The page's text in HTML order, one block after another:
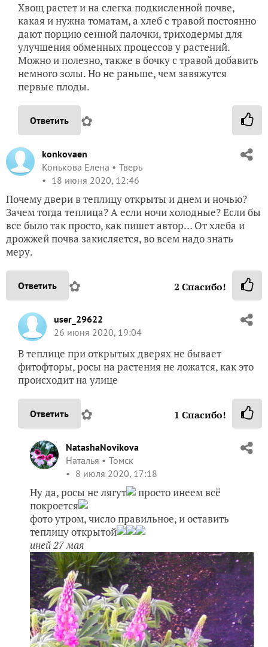
Хвощ растет и на слегка подкисленной почве,
какая и нужна томатам, а хлеб с травой постоянно
дают порцию сенной палочки, триходермы для
улучшения обменных процессов у растений.
Можно и полезно, также в бочку с травой добавить
немного золы. Но не раньше, чем завяжутся
первые плоды.
Ответить ✿
konkovaen
Конькова Елена
Тверь
18 июня 2020, 12:46
Почему двери в теплицу открыты и днем и ночью?
Зачем тогда теплица? А если ночи холодные? Если бы
все было так просто, как пишет автор… От хлеба и
дрожжей почва закисляется, во всем надо знать
меру.
Ответить ✿ 2 Спасибо!
user_29622
26 июня 2020, 19:04
В теплице при открытых дверях не бывает
фитофторы, росы на растения не ложатся, как это
происходит на улице
Ответить ✿ 1 Спасибо!
NatashaNovikova
Наталья
Томск
8 июля 2020, 17:18
Ну да, росы не лягут
просто инеем всё
покроется
фото утром, число правильное, и оставить
теплицу открытой
иней 27 мая